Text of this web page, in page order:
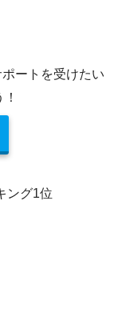
ートを受けたい